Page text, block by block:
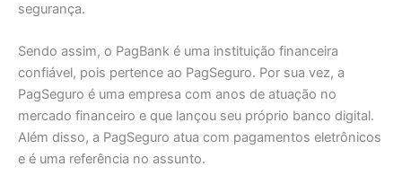
segurança.
Sendo assim, o PagBank é uma instituição financeira
confiável, pois pertence ao PagSeguro. Por sua vez, a
PagSeguro é uma empresa com anos de atuação no
mercado financeiro e que lançou seu próprio banco digital.
Além disso, a PagSeguro atua com pagamentos eletrônicos
e é uma referência no assunto.